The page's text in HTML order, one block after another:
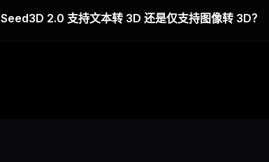
Seed3D 2.0 支持文本转 3D 还是仅支持图像转 3D？